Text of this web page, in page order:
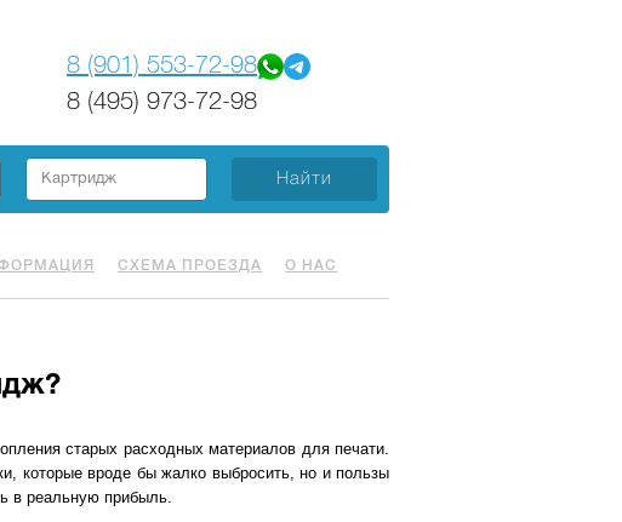
8 (901) 553-72-98
8 (495) 973-72-98
СХЕМА ПРОЕЗДА О НАС
старых расходных материалов для печати.
которые вроде бы жалко выбросить, но и пользы
в реальную прибыль.